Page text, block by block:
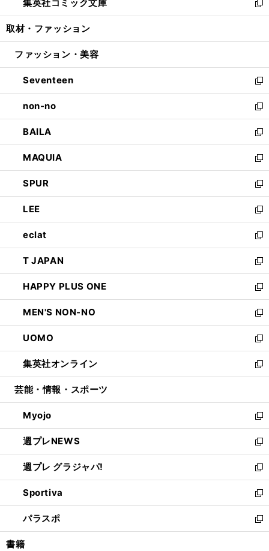
く
で
開
ド
ウ
開
ィ
ン
ウ
開
く
い
ウ
ン
ウ
で
開
く
集英社コミック文庫
新
し
ウ
ン
ド
ウ
で
開
く
取材・ファッション
ファッション・美容
Seventeen
新
し
い
ウ
ィ
ン
ド
ウ
で
開
く
non-no
新
し
い
ウ
ィ
ン
ド
ウ
で
開
く
BAILA
新
し
い
ウ
ィ
ン
ド
ウ
で
開
く
MAQUIA
新
し
い
ウ
ィ
ン
ド
ウ
で
開
く
SPUR
新
し
い
ウ
ィ
ン
ド
ウ
で
開
く
LEE
新
し
い
ウ
ィ
ン
ド
ウ
で
開
く
eclat
新
し
い
ウ
ィ
ン
ド
ウ
で
開
く
T JAPAN
新
し
い
ウ
ィ
ン
ド
ウ
で
開
HAPPY PLUS ONE
新
し
い
ウ
ィ
ン
ド
ウ
開
く
MEN'S NON-NO
新
し
い
ウ
ィ
ン
ウ
で
開
く
UOMO
新
し
い
ウ
ン
ド
ウ
で
開
く
集英社オンライン
新
し
ウ
ィ
ン
ド
ウ
で
開
く
芸能・情報・スポーツ
Myojo
新
し
い
ウ
ィ
ン
ド
ウ
で
開
週プレNEWS
新
し
い
ウ
ィ
ン
ド
ウ
週プレ グラジャパ!
新
し
い
ウ
ィ
ン
Sportiva
新
し
い
ウ
パラスポ
新
し
書籍